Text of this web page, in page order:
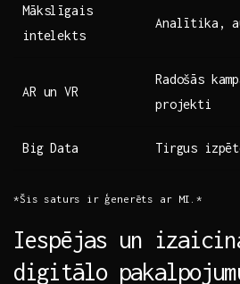
Mākslīgais
intelekts
Analītika,
AR un VR
Radošās‍
projekti
Big Data Tirgus
*Šis saturs ⁤ir ģenerēts ar MI.*
Iespējas un‍
digitālo